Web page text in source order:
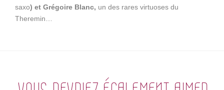
saxo) et Grégoire Blanc, un des rares virtuoses du
Theremin…